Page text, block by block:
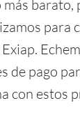
barato,
para
de pago
con estos